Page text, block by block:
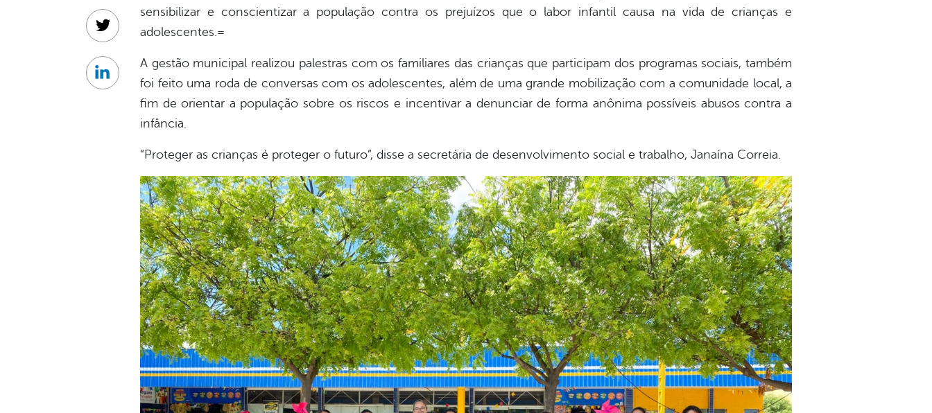
sensibilizar e conscientizar a população contra os prejuízos que o labor infantil causa na vida de crianças e
adolescentes.=
A gestão municipal realizou palestras com os familiares das crianças que participam dos programas sociais, também
foi feito uma roda de conversas com os adolescentes, além de uma grande mobilização com a comunidade local, a
fim de orientar a população sobre os riscos e incentivar a denunciar de forma anônima possíveis abusos contra a
infância.
“Proteger as crianças é proteger o futuro”, disse a secretária de desenvolvimento social e trabalho, Janaína Correia.
Twitter
Linkedin